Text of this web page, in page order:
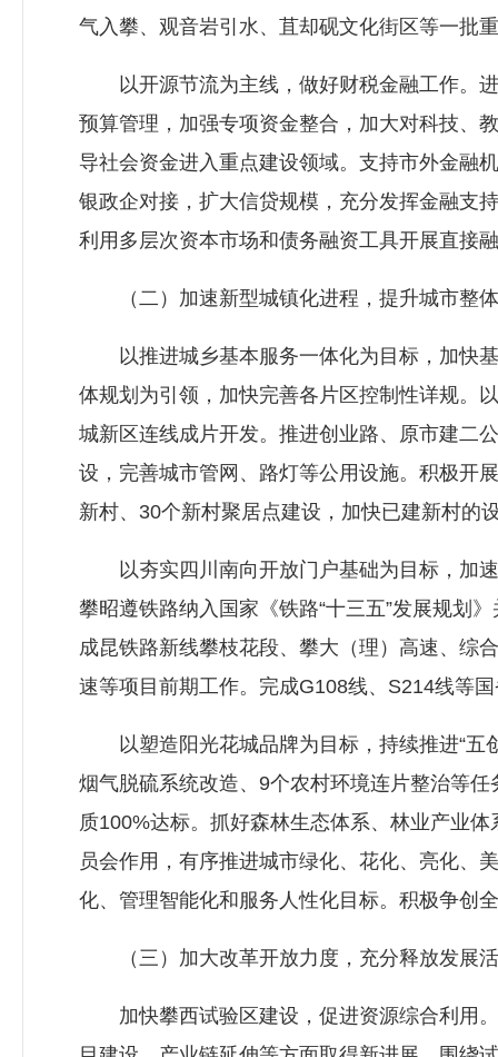
气入攀、观音岩引水、苴却砚文化街区等一批
以开源节流为主线，做好财税金融工作。进
预算管理，加强专项资金整合，加大对科技、
导社会资金进入重点建设领域。支持市外金融
银政企对接，扩大信贷规模，充分发挥金融支
利用多层次资本市场和债务融资工具开展直接
（二）加速新型城镇化进程，提升城市整
以推进城乡基本服务一体化为目标，加快基
体规划为引领，加快完善各片区控制性详规。
城新区连线成片开发。推进创业路、原市建二
设，完善城市管网、路灯等公用设施。积极开
新村、30个新村聚居点建设，加快已建新村的
以夯实四川南向开放门户基础为目标，加速
攀昭遵铁路纳入国家《铁路“十三五”发展规划
成昆铁路新线攀枝花段、攀大（理）高速、综
速等项目前期工作。完成G108线、S214线等
以塑造阳光花城品牌为目标，持续推进“五
烟气脱硫系统改造、9个农村环境连片整治等
质100%达标。抓好森林生态体系、林业产业
员会作用，有序推进城市绿化、花化、亮化、
化、管理智能化和服务人性化目标。积极争创
（三）加大改革开放力度，充分释放发展
加快攀西试验区建设，促进资源综合利用。